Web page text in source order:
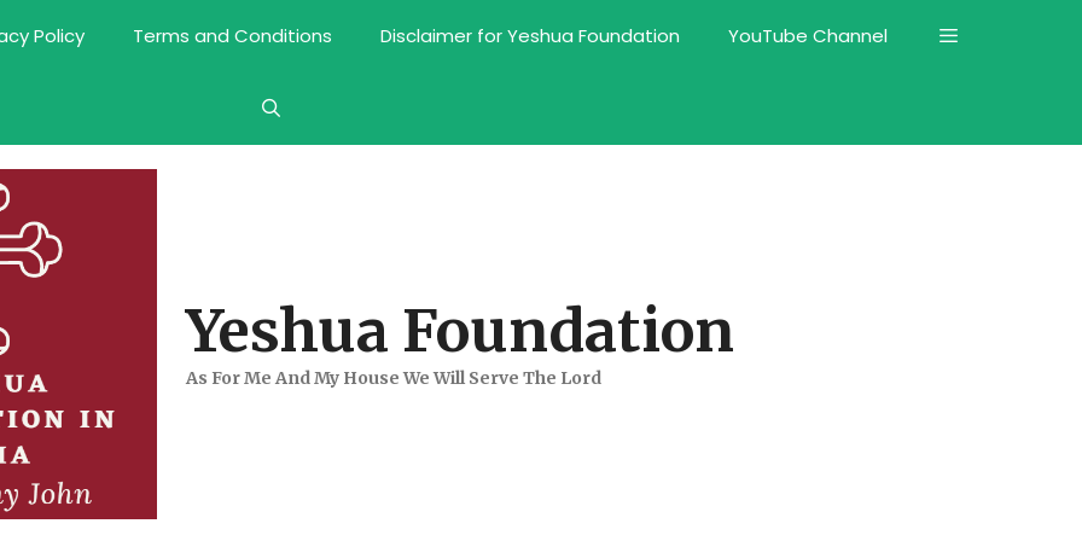
Policy Terms and Conditions Disclaimer for Yeshua Foundation YouTube Channel
Yeshua Foundation
As For Me And My House We Will Serve The Lord